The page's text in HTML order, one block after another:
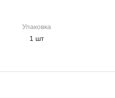
Упаковка
1 шт